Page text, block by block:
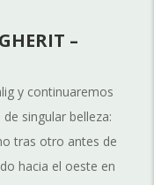
–
y continuaremos
singular belleza:
tras otro antes de
hacia el oeste en